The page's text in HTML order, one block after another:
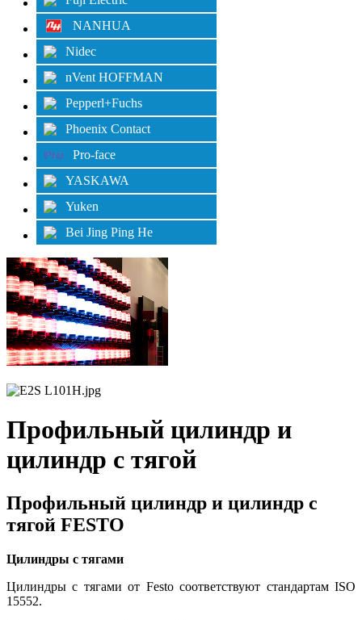
NANHUA
Nidec
nVent HOFFMAN
Pepperl+Fuchs
Phoenix Contact
Pro-face
YASKAWA
Yuken
Bei Jing Ping He
Профильный цилиндр и
цилиндр с тягой
Профильный цилиндр и цилиндр с
тягой FESTO
Цилиндры с тягами
Цилиндры с тягами от Festo соответствуют стандартам ISO
15552.